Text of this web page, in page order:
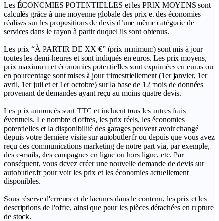
Les ÉCONOMIES POTENTIELLES et les PRIX MOYENS sont
calculés grâce à une moyenne globale des prix et des économies
réalisés sur les propositions de devis d’une même catégorie de
services dans le rayon à partir duquel ils sont obtenus.
Les prix “À PARTIR DE XX €” (prix minimum) sont mis à jour
toutes les demi-heures et sont indiqués en euros. Les prix moyens,
prix maximum et économies potentielles sont exprimées en euros ou
en pourcentage sont mises à jour trimestriellement (1er janvier, 1er
avril, 1er juillet et 1er octobre) sur la base de 12 mois de données
provenant de demandes ayant reçu au moins quatre devis.
Les prix annoncés sont TTC et incluent tous les autres frais
éventuels. Le nombre d'offres, les prix réels, les économies
potentielles et la disponibilité des garages peuvent avoir changé
depuis votre dernière visite sur autobutler.fr ou depuis que vous avez
reçu des communications marketing de notre part via, par exemple,
des e-mails, des campagnes en ligne ou hors ligne, etc. Par
conséquent, vous devez créer une nouvelle demande de devis sur
autobutler.fr pour voir les prix et les économies actuellement
disponibles.
Sous réserve d'erreurs et de lacunes dans le contenu, les prix et les
descriptions de l'offre, ainsi que pour les pièces détachées en rupture
de stock.